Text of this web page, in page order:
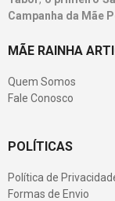
Campanha da Mãe
MÃE RAINHA
Quem Somos
Fale Conosco
POLÍTICAS
Política de
Formas de Envio